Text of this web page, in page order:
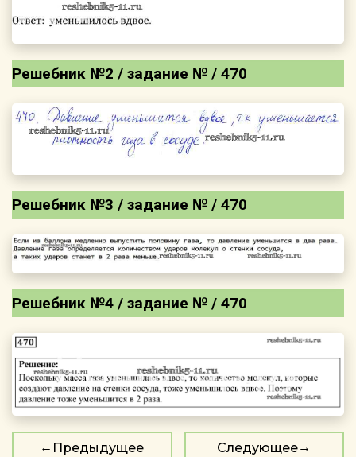
Решебник №2 / задание № / 470
Решебник №3 / задание № / 470
Решебник №4 / задание № / 470
Предыдущее Следующее